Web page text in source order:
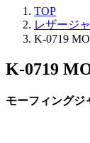
TOP
レザージ
K-0719
K-0719
モーフィングジ